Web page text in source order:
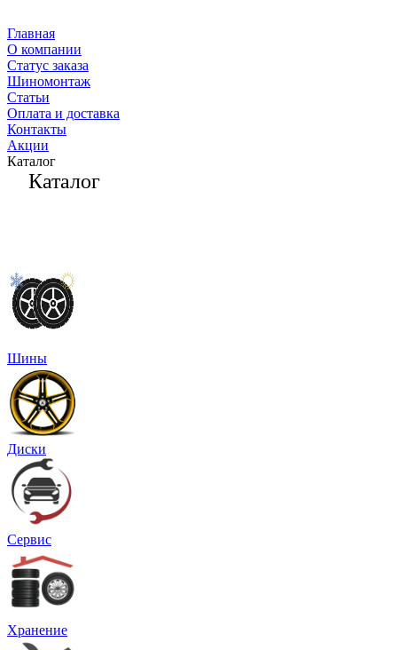
Главная
О компании
Статус заказа
Шиномонтаж
Статьи
Оплата и доставка
Контакты
Акции
Каталог
Каталог
Шины
Диски
Сервис
Хранение